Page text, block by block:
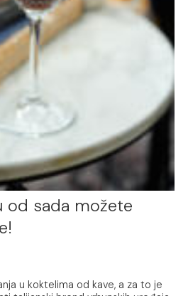
od sada možete
u koktelima od kave, a za to je